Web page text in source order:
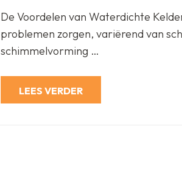
De Voordelen van Waterdichte
problemen zorgen, variërend van
schimmelvorming …
LEES VERDER